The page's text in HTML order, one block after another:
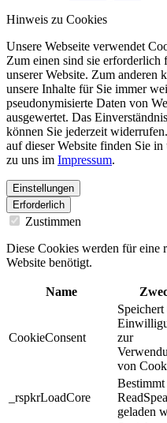
Hinweis zu Cookies
Unsere Webseite verwendet
Zum einen sind sie
unserer Website. Zum
unsere Inhalte für Sie immer
pseudonymisierte Daten von
ausgewertet. Das
können Sie jederzeit
auf dieser Website finden Sie in
zu uns im Impressum.
Einstellungen
Erforderlich
Zustimmen
Diese Cookies werden für eine
Website benötigt.
Name
CookieConsent
zur
von
_rspkrLoadCore
Bestimmt
geladen